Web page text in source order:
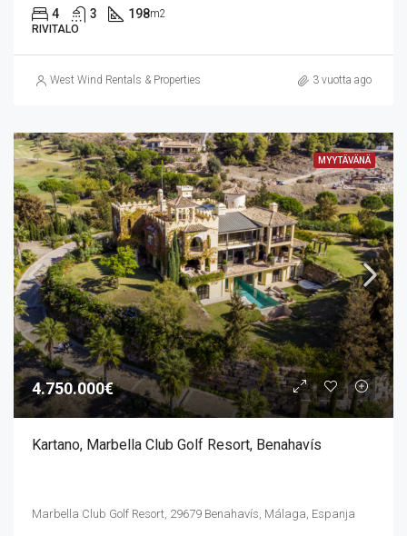
4 3 198m2
RIVITALO
West Wind Rentals & Properties 3 vuotta ago
MYYTÄVÄNÄ
4.750.000€
Kartano, Marbella Club Golf Resort, Benahavís
Marbella Club Golf Resort, 29679 Benahavís, Málaga, Espanja